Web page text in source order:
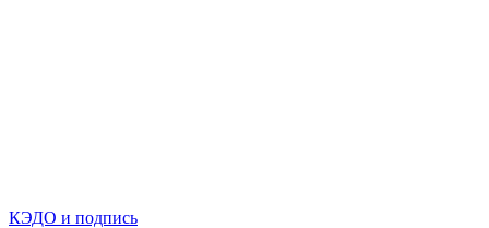
КЭДО и подпись